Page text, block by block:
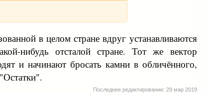
в целом стране вдруг устанавливаются
нибудь отсталой стране. Тот же вектор
и начинают бросать камни в обличённого,
Последнее редактирование: 29 мар 2019